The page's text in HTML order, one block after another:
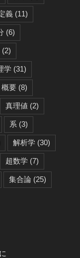
義 (11)
(6)
(2)
学 (31)
概要 (8)
真理値 (2)
系 (3)
解析学 (30)
超数学 (7)
集合論 (25)